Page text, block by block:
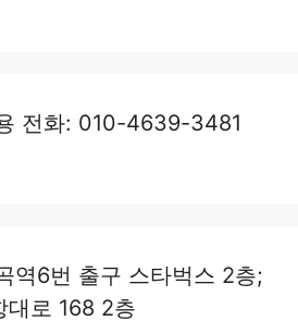
전화: 010-4639-3481
역6번 출구 스타벅스 2층;
대로 168 2층